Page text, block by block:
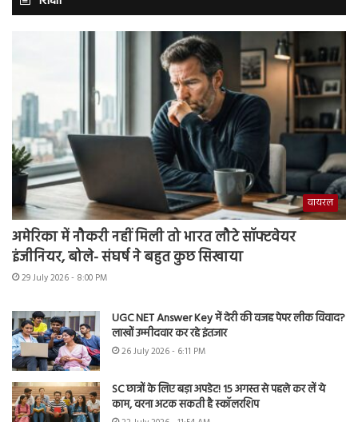
वायरल
अमेरिका में नौकरी नहीं मिली तो भारत लौटे सॉफ्टवेयर
इंजीनियर, बोले- संघर्ष ने बहुत कुछ सिखाया
29 July 2026 - 8:00 PM
UGC NET Answer Key में देरी की वजह पेपर लीक विवाद?
लाखों उम्मीदवार कर रहे इंतजार
26 July 2026 - 6:11 PM
SC छात्रों के लिए बड़ा अपडेट! 15 अगस्त से पहले कर लें ये
काम, वरना अटक सकती है स्कॉलरशिप